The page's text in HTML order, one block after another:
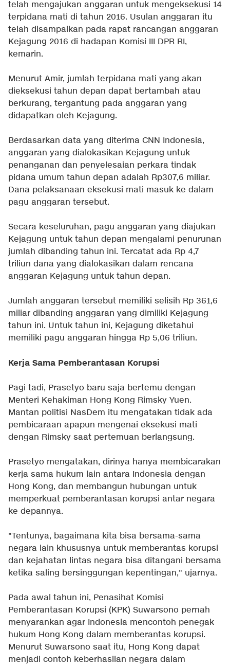
telah mengajukan anggaran untuk mengeksekusi 14
terpidana mati di tahun 2016. Usulan anggaran itu
telah disampaikan pada rapat rancangan anggaran
Kejagung 2016 di hadapan Komisi III DPR RI,
kemarin.
Menurut Amir, jumlah terpidana mati yang akan
dieksekusi tahun depan dapat bertambah atau
berkurang, tergantung pada anggaran yang
didapatkan oleh Kejagung.
Berdasarkan data yang diterima CNN Indonesia,
anggaran yang dialokasikan Kejagung untuk
penanganan dan penyelesaian perkara tindak
pidana umum tahun depan adalah Rp307,6 miliar.
Dana pelaksanaan eksekusi mati masuk ke dalam
pagu anggaran tersebut.
Secara keseluruhan, pagu anggaran yang diajukan
Kejagung untuk tahun depan mengalami penurunan
jumlah dibanding tahun ini. Tercatat ada Rp 4,7
triliun dana yang dialokasikan dalam rencana
anggaran Kejagung untuk tahun depan.
Jumlah anggaran tersebut memiliki selisih Rp 361,6
miliar dibanding anggaran yang dimiliki Kejagung
tahun ini. Untuk tahun ini, Kejagung diketahui
memiliki pagu anggaran hingga Rp 5,06 triliun.
Kerja Sama Pemberantasan Korupsi
Pagi tadi, Prasetyo baru saja bertemu dengan
Menteri Kehakiman Hong Kong Rimsky Yuen.
Mantan politisi NasDem itu mengatakan tidak ada
pembicaraan apapun mengenai eksekusi mati
dengan Rimsky saat pertemuan berlangsung.
Prasetyo mengatakan, dirinya hanya membicarakan
kerja sama hukum lain antara Indonesia dengan
Hong Kong, dan membangun hubungan untuk
memperkuat pemberantasan korupsi antar negara
ke depannya.
"Tentunya, bagaimana kita bisa bersama-sama
negara lain khususnya untuk memberantas korupsi
dan kejahatan lintas negara bisa ditangani bersama
ketika saling bersinggungan kepentingan," ujarnya.
Pada awal tahun ini, Penasihat Komisi
Pemberantasan Korupsi (KPK) Suwarsono pernah
menyarankan agar Indonesia mencontoh penegak
hukum Hong Kong dalam memberantas korupsi.
Menurut Suwarsono saat itu, Hong Kong dapat
menjadi contoh keberhasilan negara dalam